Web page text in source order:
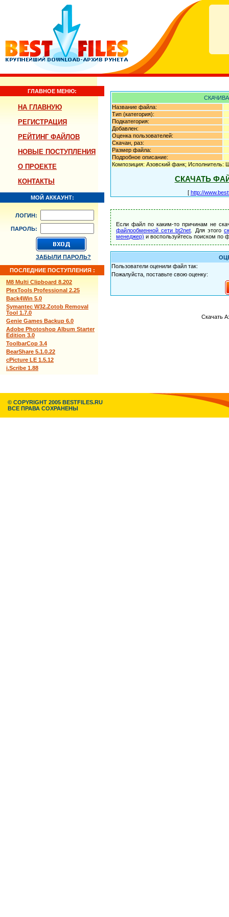
ГЛАВНОЕ МЕНЮ:
НА ГЛАВНУЮ
РЕГИСТРАЦИЯ
РЕЙТИНГ ФАЙЛОВ
НОВЫЕ ПОСТУПЛЕНИЯ
О ПРОЕКТЕ
КОНТАКТЫ
МОЙ АККАУНТ:
ЛОГИН:
ПАРОЛЬ:
ЗАБЫЛИ ПАРОЛЬ?
ПОСЛЕДНИЕ ПОСТУПЛЕНИЯ :
M8 Multi Clipboard 8.202
PlexTools Professional 2.25
Back4Win 5.0
Symantec W32.Zotob Removal
Tool 1.7.0
Genie Games Backup 6.0
Adobe Photoshop Album Starter
Edition 3.0
ToolbarCop 3.4
BearShare 5.1.0.22
cPicture LE 1.5.12
i.Scribe 1.88
Название файла:
Тип (категория):
Подкатегория:
Добавлен:
Оценка пользователей:
Скачан, раз:
Размер файла:
Подробное описание:
Композиция: Азовский фанк; Исполнитель:
СКАЧАТЬ
[ http://
Если файл по каким-то причинам не
файлообменной сети bt2net . Для этого
менеджер) и воспользуйтесь поиском по
Пользователи оценили файл так:
Пожалуйста, поставьте свою оценку:
Скачать
© COPYRIGHT 2005 BESTFILES.RU
ВСЕ ПРАВА СОХРАНЕНЫ